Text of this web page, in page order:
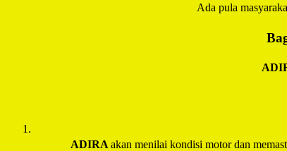
Ada pula
ADIRA akan menilai kondisi motor dan